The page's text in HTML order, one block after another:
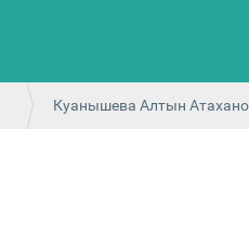
Куанышева Алтын